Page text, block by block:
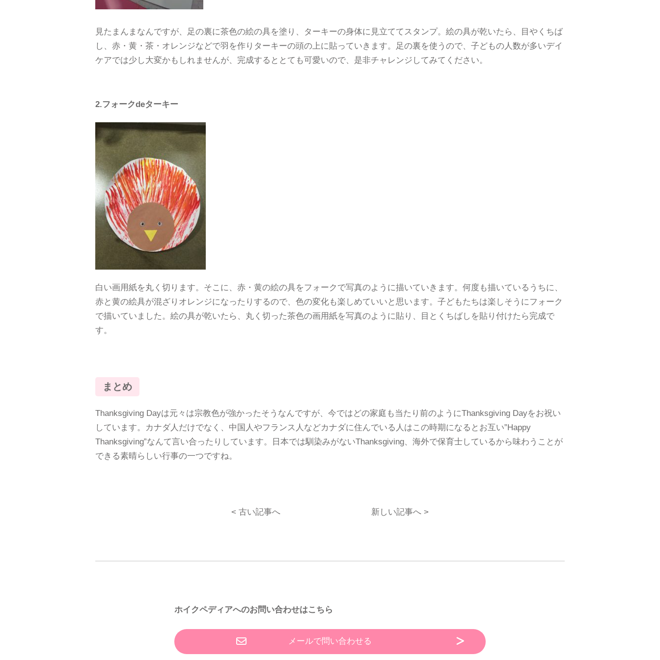
見たまんまなんですが、足の裏に茶色の絵の具を塗り、ターキーの身体に見立ててスタンプ。絵の具が乾いたら、目やくちば
し、赤・黄・茶・オレンジなどで羽を作りターキーの頭の上に貼っていきます。足の裏を使うので、子どもの人数が多いデイ
ケアでは少し大変かもしれませんが、完成するととても可愛いので、是非チャレンジしてみてください。
2.フォークdeターキー
白い画用紙を丸く切ります。そこに、赤・黄の絵の具をフォークで写真のように描いていきます。何度も描いているうちに、
赤と黄の絵具が混ざりオレンジになったりするので、色の変化も楽しめていいと思います。子どもたちは楽しそうにフォーク
で描いていました。絵の具が乾いたら、丸く切った茶色の画用紙を写真のように貼り、目とくちばしを貼り付けたら完成で
す。
まとめ
Thanksgiving Dayは元々は宗教色が強かったそうなんですが、今ではどの家庭も当たり前のようにThanksgiving Dayをお祝い
しています。カナダ人だけでなく、中国人やフランス人などカナダに住んでいる人はこの時期になるとお互い”Happy
Thanksgiving”なんて言い合ったりしています。日本では馴染みがないThanksgiving、海外で保育士しているから味わうことが
できる素晴らしい行事の一つですね。
< 古い記事へ 新しい記事へ >
ホイクペディアへのお問い合わせはこちら
メールで問い合わせる